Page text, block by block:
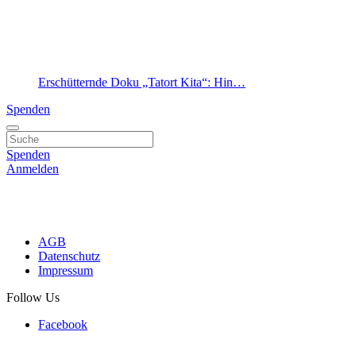
Erschütternde Doku „Tatort Kita“: Hin…
Spenden
Spenden
Anmelden
AGB
Datenschutz
Impressum
Follow Us
Facebook